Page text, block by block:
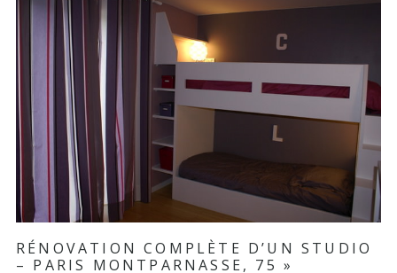
RÉNOVATION COMPLÈTE D’UN STUDIO
– PARIS MONTPARNASSE, 75 »